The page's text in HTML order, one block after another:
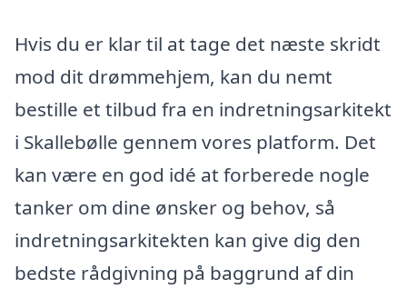
Hvis du er klar til at tage det næste skridt
mod dit drømmehjem, kan du nemt
bestille et tilbud fra en indretningsarkitekt
i Skallebølle gennem vores platform. Det
kan være en god idé at forberede nogle
tanker om dine ønsker og behov, så
indretningsarkitekten kan give dig den
bedste rådgivning på baggrund af din